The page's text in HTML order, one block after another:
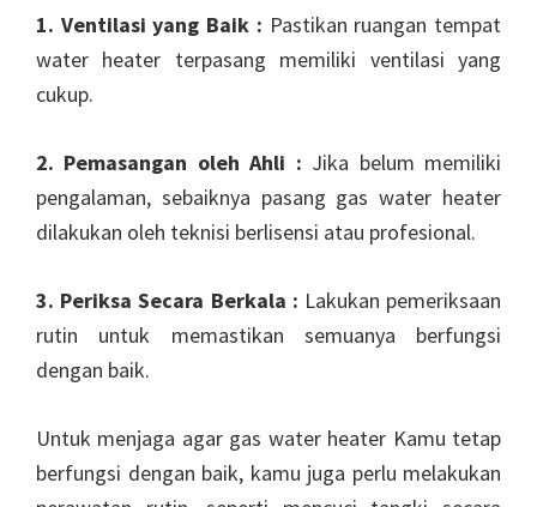
1. Ventilasi yang Baik : Pastikan ruangan tempat
water heater terpasang memiliki ventilasi yang
cukup.
2. Pemasangan oleh Ahli : Jika belum memiliki
pengalaman, sebaiknya pasang gas water heater
dilakukan oleh teknisi berlisensi atau profesional.
3. Periksa Secara Berkala : Lakukan pemeriksaan
rutin untuk memastikan semuanya berfungsi
dengan baik.
Untuk menjaga agar gas water heater Kamu tetap
berfungsi dengan baik, kamu juga perlu melakukan